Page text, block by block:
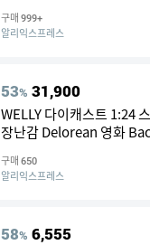
구매 999+
알리익스프레스
53% 31,900
WELLY 다이캐스트 1:24
장난감 Delorean 영화
어린이 선물
구매 650
알리익스프레스
58% 6,555